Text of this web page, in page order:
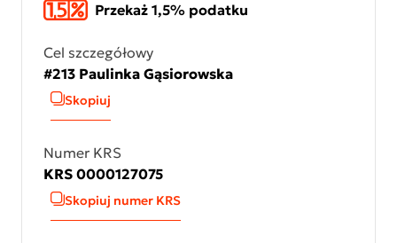
Przekaż 1,5% podatku
Cel szczegółowy
#213 Paulinka Gąsiorowska
Skopiuj
Numer KRS
KRS 0000127075
Skopiuj numer KRS